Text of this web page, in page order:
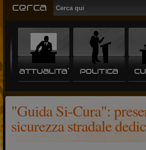
"Guida Si-Cura":
sicurezza stradale